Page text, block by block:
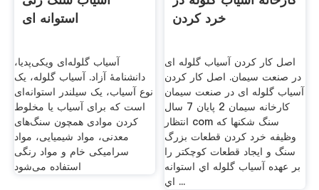
استوانه ای
آسیاب گلوله‌ای ویکی‌پدیا،
دانشنامهٔ آزاد. آسیاب گلوله، یک
نوع آسیاب، یک سیلندر استوانه‌ای
است که برای آسیاب یا مخلوط
کردن موادی همچون سنگ‌های
معدنی، مواد شیمیایی، مواد
سرامیکی خام و مواد رنگی
استفاده می‌شود
خرد کردن
اصل کار کردن آسیاب گلوله ای
در صنعت سیمان. اصل کار کردن
آسیاب گلوله ای در صنعت سیمان
کارخانه سیمان 2 پایان 7 سال
انتظار com سنگ شكنها كه
وظيفه خرد كردن قطعات بزرگ
سنگ و ايجاد قطعات كوچكتر را
بر عهده آسياب گلوله اي استوانه
اي ...